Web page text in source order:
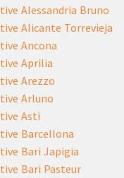
Alessandria Bruno
Alicante Torrevieja
Ancona
Aprilia
Arezzo
Arluno
Asti
Barcellona
Bari Japigia
Bari Pasteur